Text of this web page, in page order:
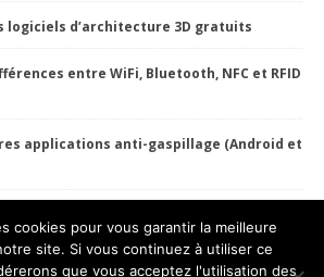
logiciels d’architecture 3D gratuits
entre WiFi, Bluetooth, NFC et RFID
applications anti-gaspillage (Android et
2022 Tous droits réservés.
cookies pour vous garantir la meilleure
site. Si vous continuez à utiliser ce
que vous acceptez l'utilisation des